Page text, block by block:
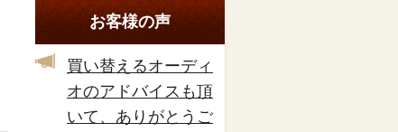
お客様の声
買い替えるオーディ
オのアドバイスも頂
いて、ありがとうご